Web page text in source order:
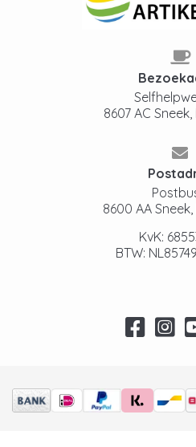
8607 AC
8600 AA
KvK:
BTW: